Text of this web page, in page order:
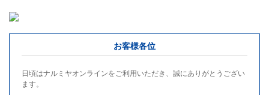
お客様各位
日頃はナルミヤオンラインをご利用いただき、誠にありがとうござい
ます。